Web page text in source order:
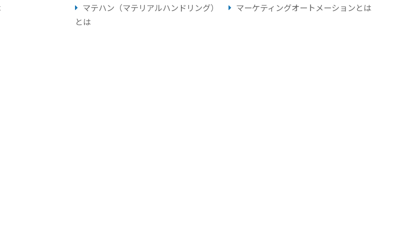
マテハン（マテリアルハンドリング）
とは
マーケティングオートメーションとは